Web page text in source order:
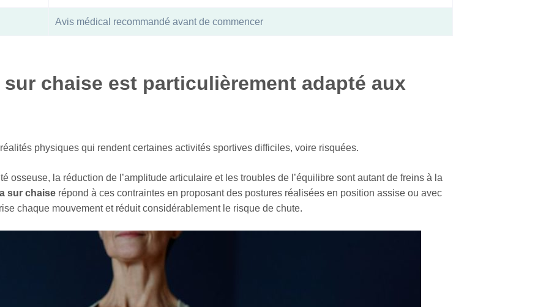
Avis médical recommandé avant de commencer
chaise est particulièrement adapté aux
physiques qui rendent certaines activités sportives difficiles, voire risquées.
osseuse, la réduction de l’amplitude articulaire et les troubles de l’équilibre sont autant de freins à la
sur chaise répond à ces contraintes en proposant des postures réalisées en position assise ou avec
chaque mouvement et réduit considérablement le risque de chute.